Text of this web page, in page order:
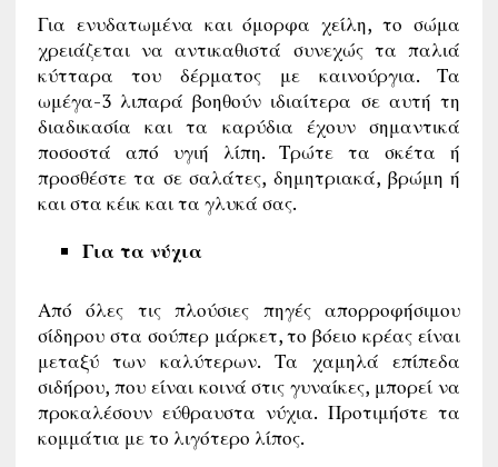
Για ενυδατωμένα και όμορφα χείλη, το σώμα
χρειάζεται να αντικαθιστά συνεχώς τα παλιά
κύτταρα του δέρματος με καινούργια. Τα
ωμέγα-3 λιπαρά βοηθούν ιδιαίτερα σε αυτή τη
διαδικασία και τα καρύδια έχουν σημαντικά
ποσοστά από υγιή λίπη. Τρώτε τα σκέτα ή
προσθέστε τα σε σαλάτες, δημητριακά, βρώμη ή
και στα κέικ και τα γλυκά σας.
Για τα νύχια
Από όλες τις πλούσιες πηγές απορροφήσιμου
σίδηρου στα σούπερ μάρκετ, το βόειο κρέας είναι
μεταξύ των καλύτερων. Τα χαμηλά επίπεδα
σιδήρου, που είναι κοινά στις γυναίκες, μπορεί να
προκαλέσουν εύθραυστα νύχια. Προτιμήστε τα
κομμάτια με το λιγότερο λίπος.